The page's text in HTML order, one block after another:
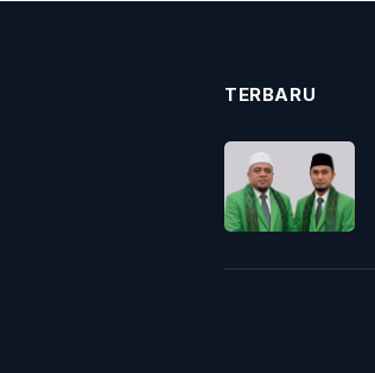
TERBARU